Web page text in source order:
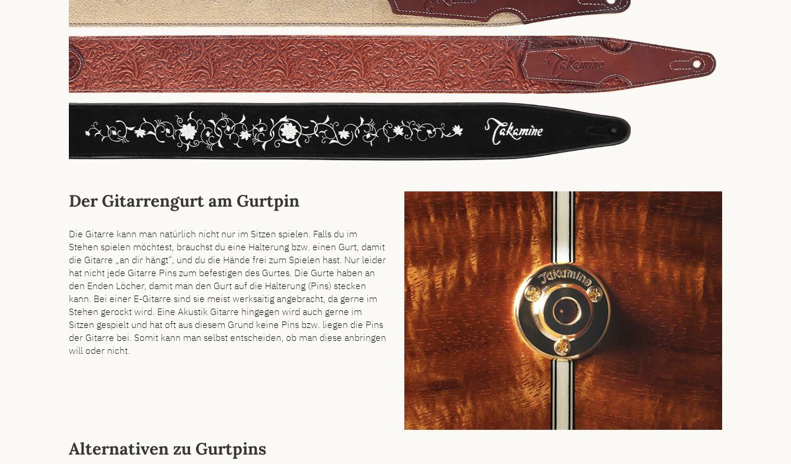
Der Gitarrengurt am Gurtpin
Die Gitarre kann man natürlich nicht nur im Sitzen spielen. Falls du im
Stehen spielen möchtest, brauchst du eine Halterung bzw. einen Gurt, damit
die Gitarre „an dir hängt“, und du die Hände frei zum Spielen hast. Nur leider
hat nicht jede Gitarre Pins zum befestigen des Gurtes. Die Gurte haben an
den Enden Löcher, damit man den Gurt auf die Halterung (Pins) stecken
kann. Bei einer E-Gitarre sind sie meist werksaitig angebracht, da gerne im
Stehen gerockt wird. Eine Akustik Gitarre hingegen wird auch gerne im
Sitzen gespielt und hat oft aus diesem Grund keine Pins bzw. liegen die Pins
der Gitarre bei. Somit kann man selbst entscheiden, ob man diese anbringen
will oder nicht.
Alternativen zu Gurtpins